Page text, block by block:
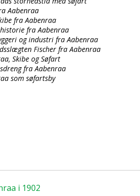
Aabenraa
fra Aabenraa
fra Aabenraa
og industri fra Aabenraa
Fischer fra Aabenraa
Skibe og Søfart
fra Aabenraa
som søfartsby
i 1902